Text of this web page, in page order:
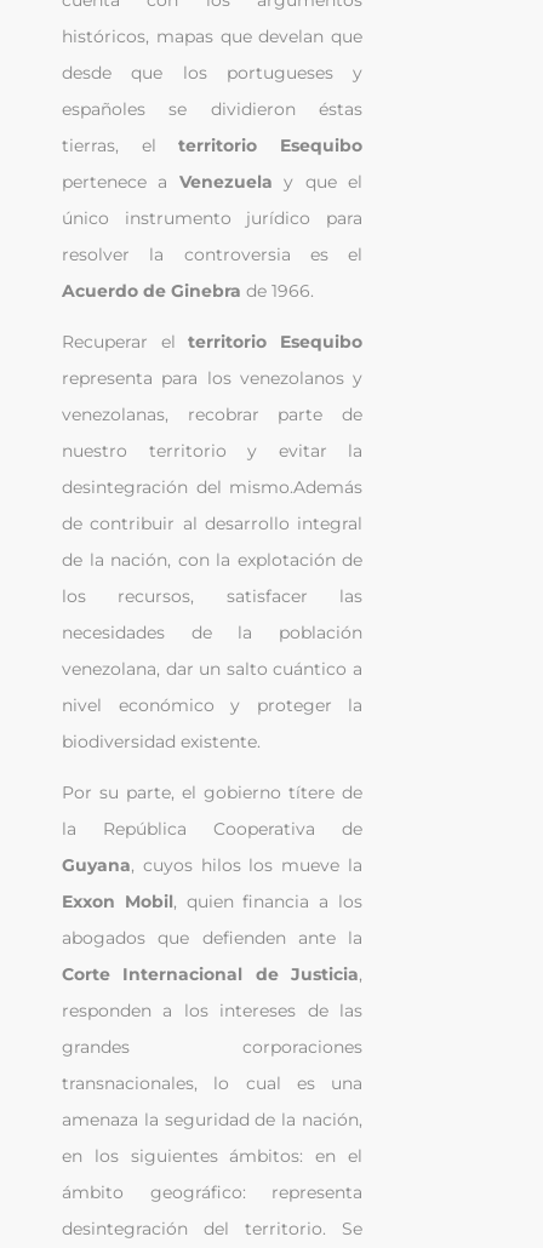
históricos, mapas que develan que
desde que los portugueses y
españoles se dividieron éstas
tierras, el
pertenece a Venezuela y que el
único instrumento jurídico para
Acuerdo de Ginebra de 1966.
Recuperar el territorio Esequibo
representa para los venezolanos y
venezolanas, recobrar parte de
nuestro territorio y evitar la
desintegración del mismo.Además
de contribuir al desarrollo integral
de la nación, con la explotación de
los recursos, satisfacer las
necesidades de la población
venezolana, dar un salto cuántico a
nivel económico y proteger la
biodiversidad existente.
Por su parte, el gobierno títere de
Guyana
Exxon Mobil, quien financia a los
Corte Internacional de Justicia,
responden a los intereses de las
grandes corporaciones
transnacionales, lo cual es una
amenaza la seguridad de la nación,
en los siguientes ámbitos: en el
ámbito geográfico: representa
desintegración del territorio. Se